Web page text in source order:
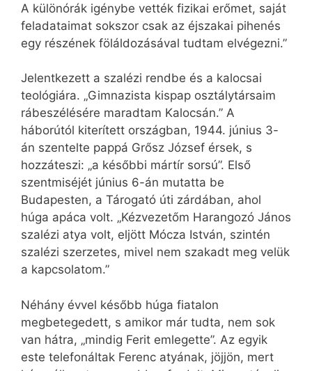
A különórák igénybe vették fizikai erőmet, saját
feladataimat sokszor csak az éjszakai pihenés
egy részének föláldozásával tudtam elvégezni.”
Jelentkezett a szalézi rendbe és a kalocsai
teológiára. „Gimnazista kispap osztálytársaim
rábeszélésére maradtam Kalocsán.” A
háborútól kiterített országban, 1944. június 3-
án szentelte pappá Grősz József érsek, s
hozzáteszi: „a későbbi mártír sorsú”. Első
szentmiséjét június 6-án mutatta be
Budapesten, a Tárogató úti zárdában, ahol
húga apáca volt. „Kézvezetőm Harangozó János
szalézi atya volt, eljött Mócza István, szintén
szalézi szerzetes, mivel nem szakadt meg velük
a kapcsolatom.”
Néhány évvel később húga fiatalon
megbetegedett, s amikor már tudta, nem sok
van hátra, „mindig Ferit emlegette”. Az egyik
este telefonáltak Ferenc atyának, jöjjön, mert